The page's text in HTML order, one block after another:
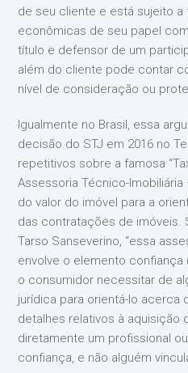
de seu cliente e está sujeito a
econômicas de seu papel
título e defensor de um
além do cliente pode contar
nível de consideração ou
Igualmente no Brasil, essa
decisão do STJ em 2016 no
repetitivos sobre a famosa
Assessoria Técnico-
do valor do imóvel para a
das contratações de imóveis.
Tarso Sanseverino, “essa
envolve o elemento confiança
o consumidor necessitar de
jurídica para orientá-lo acerca
detalhes relativos à aquisição
diretamente um profissional
confiança, e não alguém